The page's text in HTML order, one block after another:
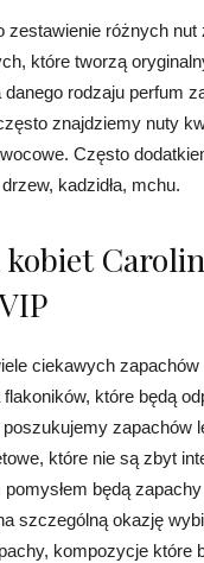
zestawienie różnych nut
które tworzą
rodzaju perfum
znajdziemy nuty
Często
kadzidła, mchu.
ciekawych zapachów
które będą
zapachów
które nie są zbyt
będą
szczególną okazję
kompozycje które